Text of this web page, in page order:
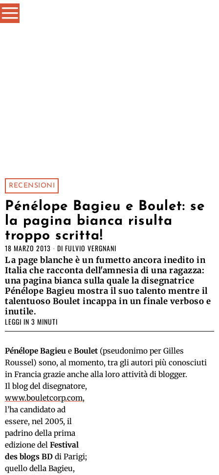
RECENSIONI
Pénélope Bagieu e Boulet: se
la pagina bianca risulta
troppo scritta!
18 MARZO 2013 DI FULVIO VERGNANI
La page blanche è un fumetto ancora inedito in
Italia che racconta dell'amnesia di una ragazza:
una pagina bianca sulla quale la disegnatrice
Pénélope Bagieu mostra il suo talento mentre il
talentuoso Boulet incappa in un finale verboso e
inutile.
LEGGI IN 3 MINUTI
Pénélope Bagieu e Boulet (pseudonimo per Gilles
Roussel) sono, al momento, tra gli autori più conosciuti
in Francia grazie anche alla loro attività di blogger.
Il blog del disegnatore,
www.bouletcorp.com,
l’ha candidato ad
essere, nel 2005, il
padrino della prima
edizione del Festival
des blogs BD di Parigi;
quello della Bagieu,